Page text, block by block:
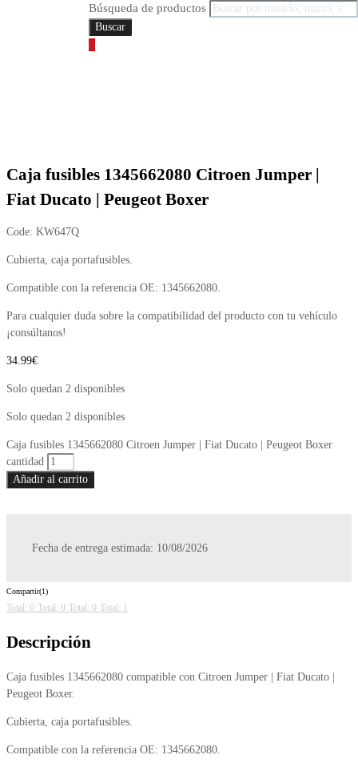
Búsqueda de productos
Buscar
0
Caja fusibles 1345662080 Citroen Jumper |
Fiat Ducato | Peugeot Boxer
Code: KW647Q
Cubierta, caja portafusibles.
Compatible con la referencia OE: 1345662080.
Para cualquier duda sobre la compatibilidad del producto con tu vehículo
¡consúltanos!
34.99€
Solo quedan 2 disponibles
Solo quedan 2 disponibles
Caja fusibles 1345662080 Citroen Jumper | Fiat Ducato | Peugeot Boxer
cantidad
Añadir al carrito
Fecha de entrega estimada: 10/08/2026
Compartir(1)
Total: 0 Total: 0 Total: 0 Total: 1
Descripción
Caja fusibles 1345662080 compatible con Citroen Jumper | Fiat Ducato |
Peugeot Boxer.
Cubierta, caja portafusibles.
Compatible con la referencia OE: 1345662080.